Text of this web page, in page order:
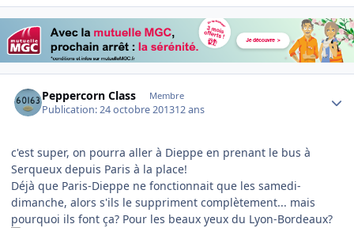
Peppercorn Class Membre
Publication:24 octobre 201312 ans
c'est super, on pourra aller à Dieppe en prenant le bus à
Serqueux depuis Paris à la place!
Déjà que Paris-Dieppe ne fonctionnait que les samedi-
dimanche, alors s'ils le suppriment complètement... mais
pourquoi ils font ça? Pour les beaux yeux du Lyon-Bordeaux?